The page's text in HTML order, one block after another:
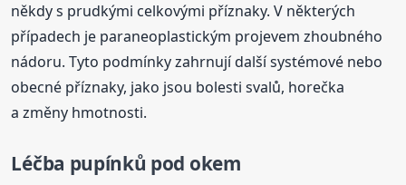
někdy s prudkými celkovými příznaky. V některých
případech je paraneoplastickým projevem zhoubného
nádoru. Tyto podmínky zahrnují další systémové nebo
obecné příznaky, jako jsou bolesti svalů, horečka
a změny hmotnosti.
Léčba pupínků pod okem